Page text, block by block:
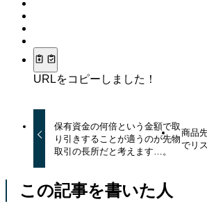
URLをコピーしました！
保有資金の何倍という金額で取
り引きすることが適うのが先物
取引の長所だと考えます…。
商品
でリ
この記事を書いた人